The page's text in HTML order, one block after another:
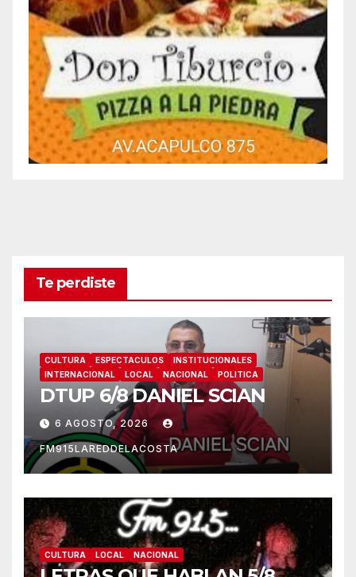
Te perdiste
CULTURA ESPECTACULOS
INSTITUCIONALES
INTERNACIONAL
LOCAL NACIONAL POLITICA
DTUP 6/8 DANIEL SCIAN
6 AGOSTO, 2026
FM915LAREDDELACOSTA
CULTURA LOCAL NACIONAL